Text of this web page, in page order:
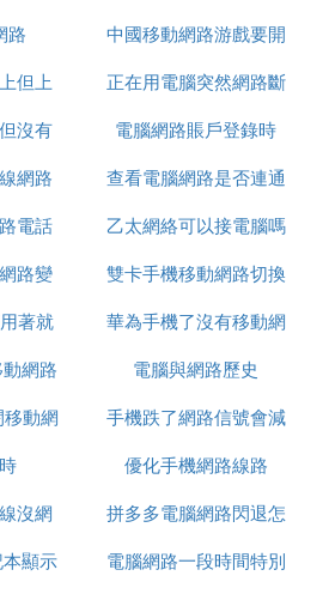
，點擊右邊4G網路開關，即可恢
恢復正常上網速度。
另一個卡的網路怎麼辦
「數據與網路」，設置數據聯網
您是電信版或者全網通版本需要
卡的流量，是需要需要禁用電信
電信網的業務。 華為手機設置
種設置方法一般都是在手機的系
開手機找到「設置」圖標，點擊
菜單，在設置菜單有個「雙卡管
管理。 3.現在就來到了雙卡管理
下面就來反過來設置一下將蝸
網。
網嗎
路
中國移動網路游戲要開
加速器
但上
正在用電腦突然網路斷
了
沒有
電腦網路賬戶登錄時
網路
上網
查看電腦網路是否連通
可以用什麼命令
電話
乙太網絡可以接電腦嗎
路變
雙卡手機移動網路切換
嗎
著就
華為手機了沒有移動網
路信號怎麼回事
網路
電腦與網路歷史
動網
手機跌了網路信號會減
弱嗎
優化手機網路線路
沒網
拼多多電腦網路閃退怎
麼辦
顯示
電腦網路一段時間特別